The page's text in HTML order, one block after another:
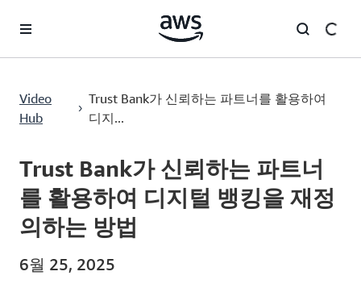
Video
Hub
›
Trust Bank가 신뢰하는 파트너를 활용하여
디지...
Current
/ Duration
9:11
Trust Bank가 신뢰하는 파트너를 활용하여 디지털 뱅킹을 재정의하는 방법
Trust Bank가 신뢰하는 파트너
를 활용하여 디지털 뱅킹을 재정
의하는 방법
6월 25, 2025